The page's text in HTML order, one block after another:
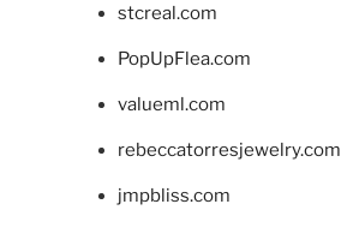
stcreal.com
PopUpFlea.com
valueml.com
rebeccatorresjewelry.com
jmpbliss.com